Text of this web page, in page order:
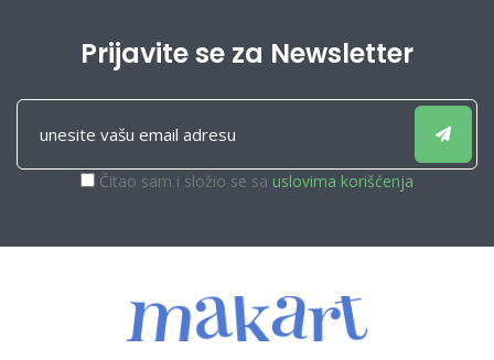
Prijavite se za Newsletter
Čitao sam i složio se sa uslovima korišćenja